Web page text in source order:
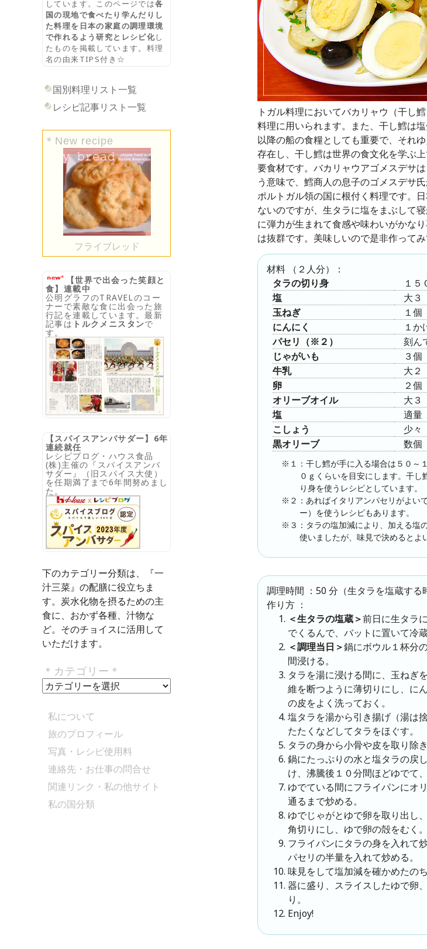
トガル料理においてバカリャウ（干し
料理に用いられます。また、干し鱈は
以降の船の食糧としても重要で、それ
存在し、干し鱈は世界の食文化を学ぶ
要食材です。バカリャウアゴメスデサ
う意味で、鱈商人の息子のゴメスデサ
ポルトガル領の国に根付く料理です。
ないのですが、生タラに塩をまぶして
に弾力が生まれて食感や味わいがかな
は抜群です。美味しいので是非作ってみ
材料 （ ２人分）：
タラの切り身
１５
塩
大３
玉ねぎ
１個
にんにく
１か
パセリ（※２）
刻ん
じゃがいも
３個
牛乳
大２
卵
２個
オリーブオイル
大３
塩
適量
こしょう
少々
黒オリーブ
数個
※１：干し鱈が手に入る場合は５０～
０ｇくらいを目安にします。干
り身を使うレシピとしています。
※２：あればイタリアンパセリがよい
ー）を使うレシピもあります。
※３：タラの塩加減により、加える塩
使いましたが、味見で決めるとよ
調理時間 ：50 分（生タラを塩蔵する
作り方
：
＜生タラの塩蔵＞前日に生タラ
でくるんで、バットに置いて冷
＜調理当日＞鍋にボウル１杯分
間浸ける。
タラを湯に浸ける間に、玉ねぎ
維を断つように薄切りにし、に
の皮をよく洗っておく。
塩タラを湯から引き揚げ（湯は
たたくなどしてタラをほぐす。
タラの身から小骨や皮を取り除
鍋にたっぷりの水と塩タラの戻
け、沸騰後１０分間ほどゆでて
ゆでている間にフライパンにオ
通るまで炒める。
ゆでじゃがとゆで卵を取り出し
角切りにし、ゆで卵の殻をむく。
フライパンにタラの身を入れて
パセリの半量を入れて炒める。
味見をして塩加減を確かめたの
器に盛り、スライスしたゆで卵
り。
Enjoy!
しています。このページでは各
国の現地で食べたり学んだりし
た料理を日本の家庭の調理環境
で作れるよう研究とレシピ化し
たものを掲載しています。料理
名の由来TIPS付き☆
国別料理リスト一覧
レシピ記事リスト一覧
＊New recipe
フライブレッド
【世界で出会った笑顔と
食】連載中
公明グラフのTRAVELのコー
ナーで素敵な食に出会った旅
行記を連載しています。最新
記事は トルクメニスタンで
す。
【スパイスアンバサダー】6年
連続就任
レシピブログ・ハウス食品
(株)主催の『スパイスアンバ
サダー』（旧スパイス大使）
を任期満了まで6年間努めまし
た。
下のカテゴリー分類は、『一
汁三菜』の配膳に役立ちま
す。炭水化物を摂るための主
食に、おかず各種、汁物な
ど。そのチョイスに活用して
いただけます。
＊カテゴリー＊
＊
テ
ゴ
リ
ー
＊
私について
旅のプロフィール
写真・レシピ使用料
連絡先・お仕事の問合せ
関連リンク・私の他サイト
私の国分類